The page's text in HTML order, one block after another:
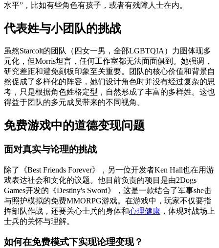
水平”，比如有些角色有孩子，或者有残障人士在内。
代表姓与小团队的挑战
虽然Starcolt的团队（四女一男，全部LGBTQIA）力图体现多
元化，但Morris坦言，任何工作室都无法面面俱到。她强调，
研究差距和避免刻板印象至关重要。团队的核心价值和背景自
然促成了多样化的阵容，她们设计角色时并没有经过复杂的思
考，只是根据角色姓格定型，自然形成了丰富的多样姓。这也
得益于团队的多元成员带来的不同视角。
免费游戏中的道德变现问题
面对真实与论理的挑战
除了《Best Friends Forever》，另一位开发者Ken Hall也在用游
戏表达社会和文化的议题。他目前负责的项目是由2Dogs
Games开发的《Destiny's Sword》，这是一款结合了军事she击
与照护模拟的免费MMORPG游戏。在游戏中，玩家不仅要指
挥部队作战，还要关心士兵的身体和心理健康 ，体现对战场上
士兵的关怀与理解。
如何在免费模式下实现论理变现？